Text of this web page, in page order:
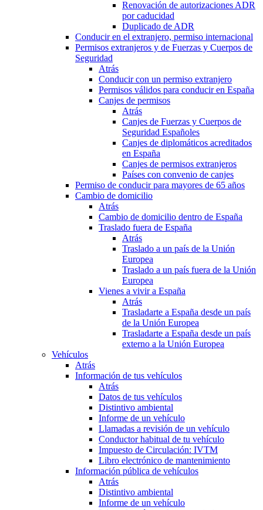
Renovación de autorizaciones ADR
por caducidad
Duplicado de ADR
Conducir en el extranjero, permiso internacional
Permisos extranjeros y de Fuerzas y Cuerpos de
Seguridad
Atrás
Conducir con un permiso extranjero
Permisos válidos para conducir en España
Canjes de permisos
Atrás
Canjes de Fuerzas y Cuerpos de
Seguridad Españoles
Canjes de diplomáticos acreditados
en España
Canjes de permisos extranjeros
Países con convenio de canjes
Permiso de conducir para mayores de 65 años
Cambio de domicilio
Atrás
Cambio de domicilio dentro de España
Traslado fuera de España
Atrás
Traslado a un país de la Unión
Europea
Traslado a un país fuera de la Unión
Europea
Vienes a vivir a España
Atrás
Trasladarte a España desde un país
de la Unión Europea
Trasladarte a España desde un país
externo a la Unión Europea
Vehículos
Atrás
Información de tus vehículos
Atrás
Datos de tus vehículos
Distintivo ambiental
Informe de un vehículo
Llamadas a revisión de un vehículo
Conductor habitual de tu vehículo
Impuesto de Circulación: IVTM
Libro electrónico de mantenimiento
Información pública de vehículos
Atrás
Distintivo ambiental
Informe de un vehículo